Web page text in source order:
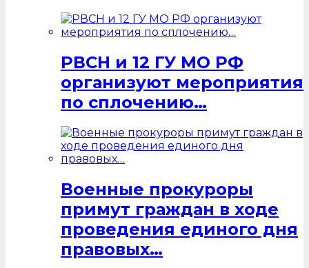
РВСН и 12 ГУ МО РФ
организуют мероприятия
по сплочению…
Военные прокуроры
примут граждан в ходе
проведения единого дня
правовых…